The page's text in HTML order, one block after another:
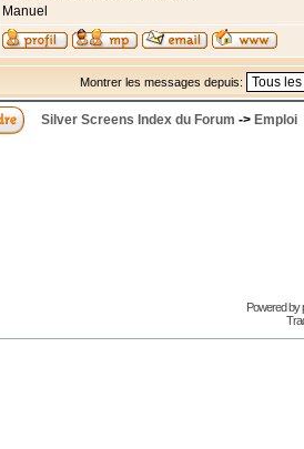
Manuel
Montrer les messages depuis:
Silver Screens Index du Forum -> Emploi
Powered by